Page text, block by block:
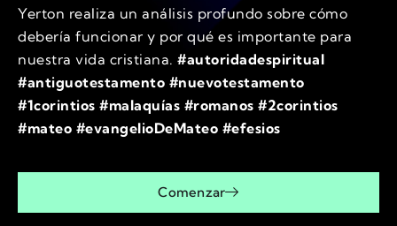
Yerton realiza un análisis profundo sobre cómo
debería funcionar y por qué es importante para
nuestra vida cristiana. #autoridadespiritual
#antiguotestamento #nuevotestamento
#1corintios #malaquías #romanos #2corintios
#mateo #evangelioDeMateo #efesios
Comenzar